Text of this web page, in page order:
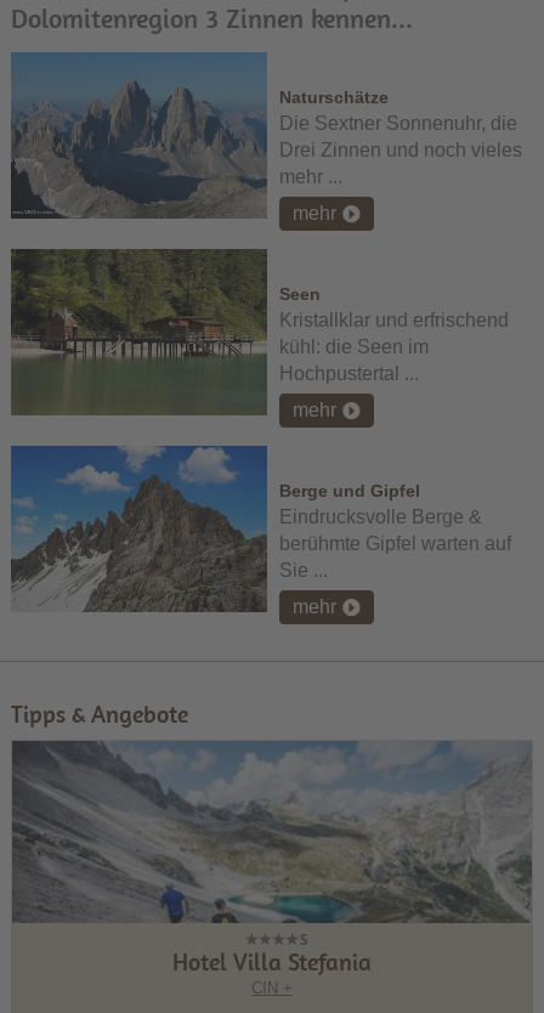
Dolomitenregion 3 Zinnen kennen...
Naturschätze
Die Sextner Sonnenuhr, die
Drei Zinnen und noch vieles
mehr ...
mehr
Seen
Kristallklar und erfrischend
kühl: die Seen im
Hochpustertal ...
mehr
Berge und Gipfel
Eindrucksvolle Berge &
berühmte Gipfel warten auf
Sie ...
mehr
Tipps & Angebote
Hotel Villa Stefania
CIN +